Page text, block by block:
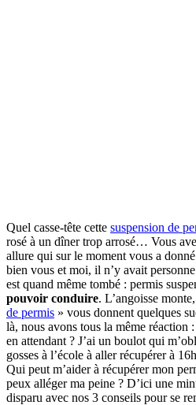
Quel casse-tête cette suspension de
rosé à un dîner trop arrosé… Vous
allure qui sur le moment vous a
bien vous et moi, il n’y avait
est quand même tombé : permis
pouvoir conduire. L’angoisse
de permis » vous donnent quelques
là, nous avons tous la même réaction
en attendant ? J’ai un boulot qui
gosses à l’école à aller récupérer à
Qui peut m’aider à récupérer mon
peux alléger ma peine ? D’ici une
disparu avec nos 3 conseils pour se